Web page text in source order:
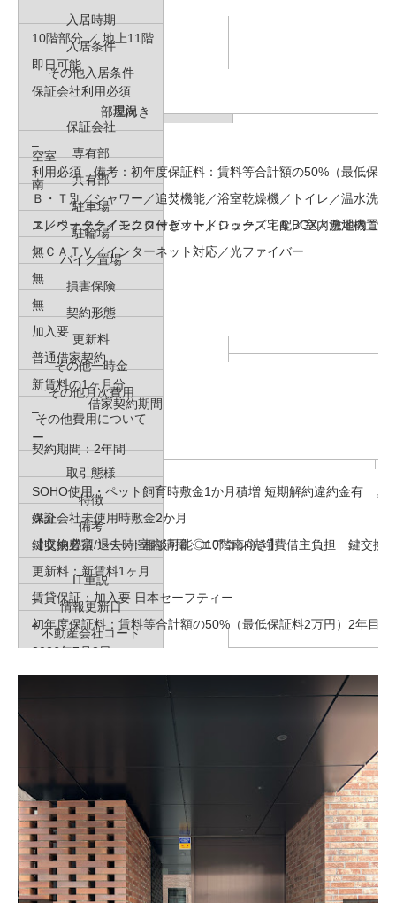
10階部分 ／ 地上11階
部屋向き
南
入居時期
即日可能
現況
空室
入居条件
保証会社利用必須
その他入居条件
–
保証会社
利用必須 備考：初年度保証料：賃料等合計額の50%（最低保証
専有部
Ｂ・Ｔ別／シャワー／追焚機能／浴室乾燥機／トイレ／温水洗
ス／ウォークインクローゼット／シューズＩＣ／室内洗濯機置
／ＣＡＴＶ／インターネット対応／光ファイバー
共有部
エレベーター／モニタ付きオートロック／宅配BOX／敷地内ごみ
駐車場
無
駐輪場
無
バイク置場
無
損害保険
加入要
契約形態
普通借家契約
借家契約期間
契約期間：2年間
更新料
新賃料の1ヶ月分
その他一時金
–
その他月次費用
ー
その他費用について
SOHO使⽤・ペット飼育時敷⾦1か⽉積増 短期解約違約⾦有 。
保証会社未使⽤時敷⾦2か⽉
鍵交換必須/退去時:室内清掃・エアコン洗浄費借主負担 鍵交
更新料：新賃料1ヶ⽉
賃貸保証：加⼊要 ⽇本セーフティー
初年度保証料：賃料等合計額の50%（最低保証料2万円）2年⽬
取引態様
媒介
特徴
【収納豊富！ペット相談可能◎10階南向き】
備考
–
IT重説
–
情報更新日
2026年7月2日
次回情報更新予定日
2026年7月16日
不動産会社コード
–